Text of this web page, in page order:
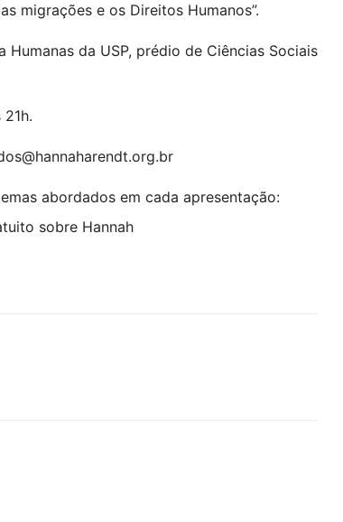
migrações e os Direitos Humanos”.
da USP, prédio de Ciências Sociais
abordados em cada apresentação: